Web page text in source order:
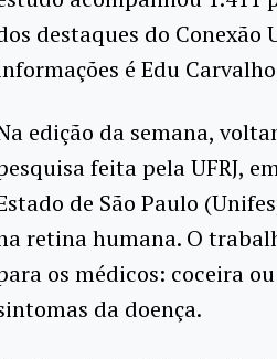
destaques do Conexão
é Edu
edição da semana,
feita pela UFRJ,
de São Paulo
retina humana. O
os médicos: coceira
da doença.